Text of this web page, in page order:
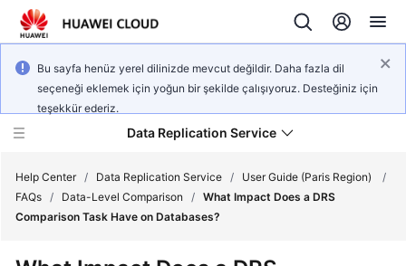
Bu sayfa henüz yerel dilinizde mevcut değildir. Daha fazla dil
seçeneği eklemek için yoğun bir şekilde çalışıyoruz. Desteğiniz için
teşekkür ederiz.
Data Replication Service
Help Center / Data Replication Service / User Guide (Paris Region)
/
FAQs / Data-Level Comparison / What Impact Does a DRS
Comparison Task Have on Databases?